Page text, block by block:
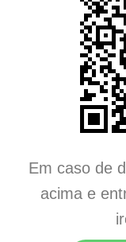
Em caso de
acima e